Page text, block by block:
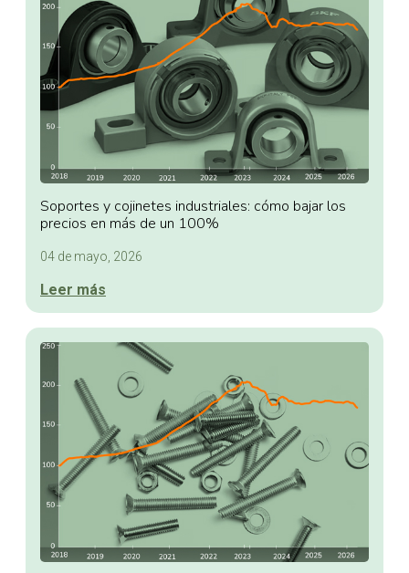
Soportes y cojinetes industriales: cómo bajar los
precios en más de un 100%
04 de mayo, 2026
Leer más